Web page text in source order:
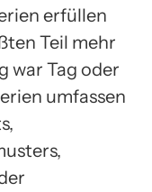
erfüllen
Teil mehr
war Tag oder
umfassen